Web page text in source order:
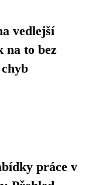
vedlejší
na to bez
práce v